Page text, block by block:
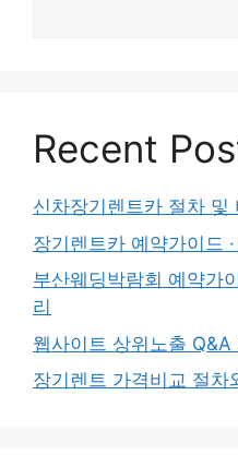
Recent
신차장기렌트카 절차 및
장기렌트카 예약가이드
부산웨딩박람회 예약가
리
웹사이트 상위노출 Q&A
장기렌트 가격비교 절차